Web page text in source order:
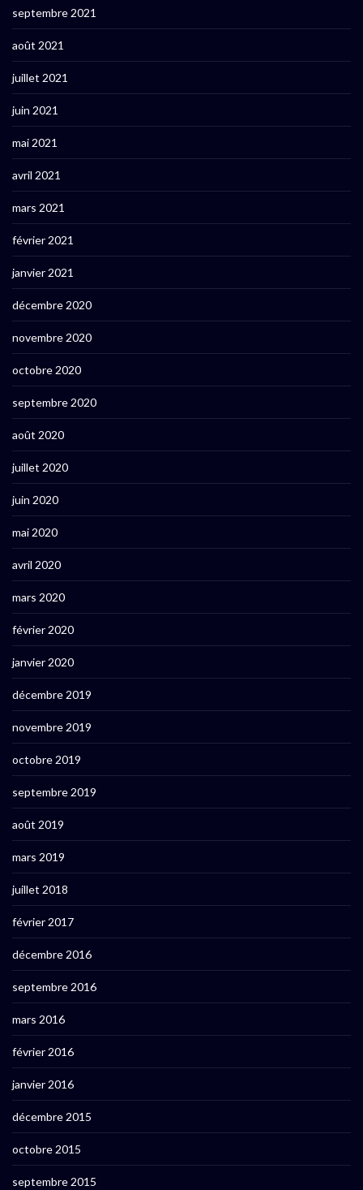
septembre 2021
août 2021
juillet 2021
juin 2021
mai 2021
avril 2021
mars 2021
février 2021
janvier 2021
décembre 2020
novembre 2020
octobre 2020
septembre 2020
août 2020
juillet 2020
juin 2020
mai 2020
avril 2020
mars 2020
février 2020
janvier 2020
décembre 2019
novembre 2019
octobre 2019
septembre 2019
août 2019
mars 2019
juillet 2018
février 2017
décembre 2016
septembre 2016
mars 2016
février 2016
janvier 2016
décembre 2015
octobre 2015
septembre 2015